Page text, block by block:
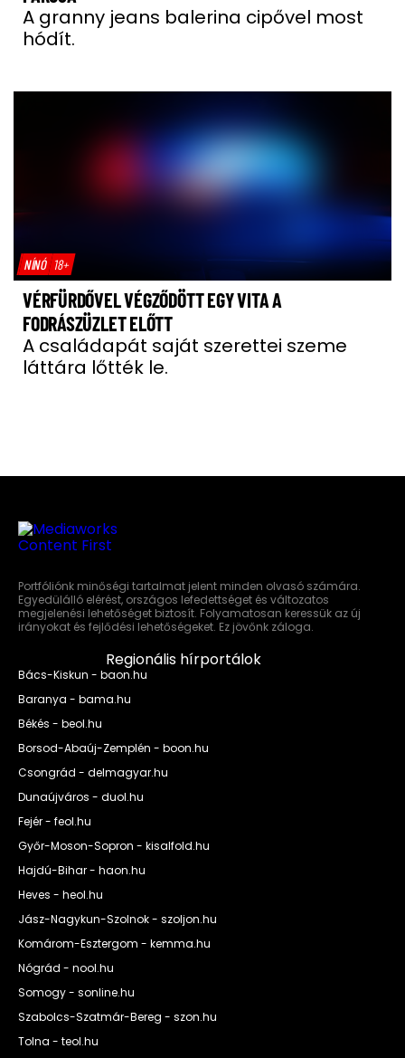
A granny jeans balerina cipővel most
hódít.
NÍNÓ 18+
VÉRFÜRDŐVEL VÉGZŐDÖTT EGY VITA A
FODRÁSZÜZLET ELŐTT
A családapát saját szerettei szeme
láttára lőtték le.
Portfóliónk minőségi tartalmat jelent minden olvasó számára.
Egyedülálló elérést, országos lefedettséget és változatos
megjelenési lehetőséget biztosít. Folyamatosan keressük az új
irányokat és fejlődési lehetőségeket. Ez jövőnk záloga.
Regionális hírportálok
Bács-Kiskun - baon.hu
Baranya - bama.hu
Békés - beol.hu
Borsod-Abaúj-Zemplén - boon.hu
Csongrád - delmagyar.hu
Dunaújváros - duol.hu
Fejér - feol.hu
Győr-Moson-Sopron - kisalfold.hu
Hajdú-Bihar - haon.hu
Heves - heol.hu
Jász-Nagykun-Szolnok - szoljon.hu
Komárom-Esztergom - kemma.hu
Nógrád - nool.hu
Somogy - sonline.hu
Szabolcs-Szatmár-Bereg - szon.hu
Tolna - teol.hu